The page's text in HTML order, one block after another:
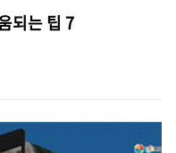
되는 팁 7